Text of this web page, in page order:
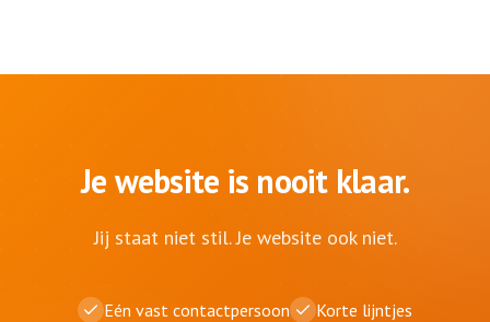
Je website is nooit klaar.
Jij staat niet stil. Je website ook niet.
Eén vast contactpersoon
Korte lijntjes